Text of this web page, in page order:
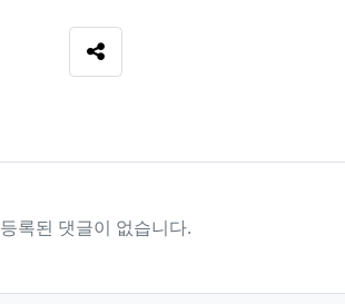
SNS 공유
등록된 댓글이 없습니다.